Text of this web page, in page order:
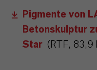
Pigmente von
Betonskulptur
Star (RTF, 83,9